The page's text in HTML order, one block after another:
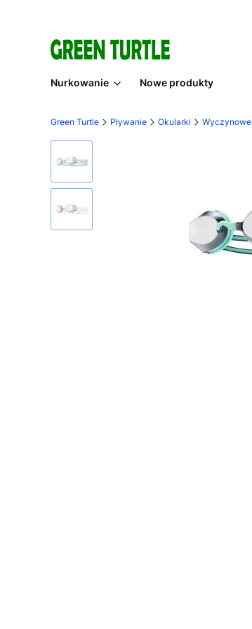
Nurkowanie Nowe produkty
Green Turtle Pływanie Okularki Wyczynowe